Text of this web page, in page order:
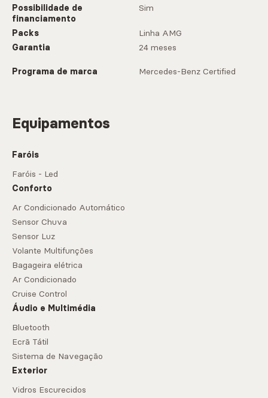
Possibilidade de
financiamento
Sim
Packs
Linha AMG
Garantia
24 meses
Programa de marca Mercedes-Benz Certified
Equipamentos
Faróis
Faróis - Led
Conforto
Ar Condicionado Automático
Sensor Chuva
Sensor Luz
Volante Multifunções
Bagageira elétrica
Ar Condicionado
Cruise Control
Áudio e Multimédia
Bluetooth
Ecrã Tátil
Sistema de Navegação
Exterior
Vidros Escurecidos